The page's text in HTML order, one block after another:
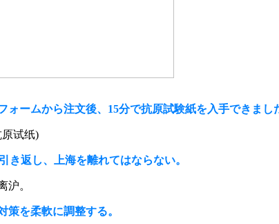
ームから注文後、15分で抗原試験紙を入手できまし
试纸)
返し、上海を離れてはならない。
沪。
を柔軟に調整する。